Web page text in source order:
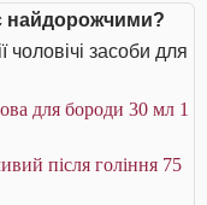
найдорожчими?
засоби для
для бороди 30 мл 1
після гоління 75